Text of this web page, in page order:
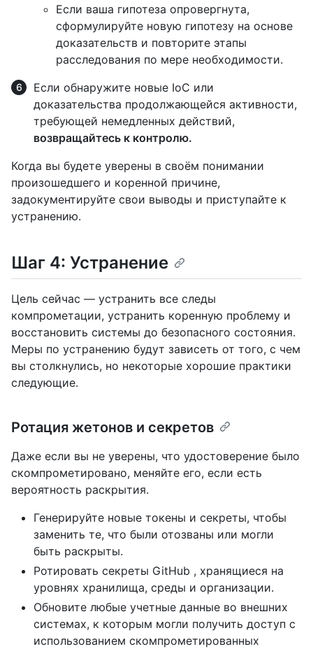
Если ваша гипотеза опровергнута,
сформулируйте новую гипотезу на основе
доказательств и повторите этапы
расследования по мере необходимости.
Если обнаружите новые IoC или
доказательства продолжающейся активности,
требующей немедленных действий,
возвращайтесь к контролю.
Когда вы будете уверены в своём понимании
произошедшего и коренной причине,
задокументируйте свои выводы и приступайте к
устранению.
Шаг 4: Устранение
Цель сейчас — устранить все следы
компрометации, устранить коренную проблему и
восстановить системы до безопасного состояния.
Меры по устранению будут зависеть от того, с чем
вы столкнулись, но некоторые хорошие практики
следующие.
Ротация жетонов и секретов
Даже если вы не уверены, что удостоверение было
скомпрометировано, меняйте его, если есть
вероятность раскрытия.
Генерируйте новые токены и секреты, чтобы
заменить те, что были отозваны или могли
быть раскрыты.
Ротировать секреты GitHub , хранящиеся на
уровнях хранилища, среды и организации.
Обновите любые учетные данные во внешних
системах, к которым могли получить доступ с
использованием скомпрометированных